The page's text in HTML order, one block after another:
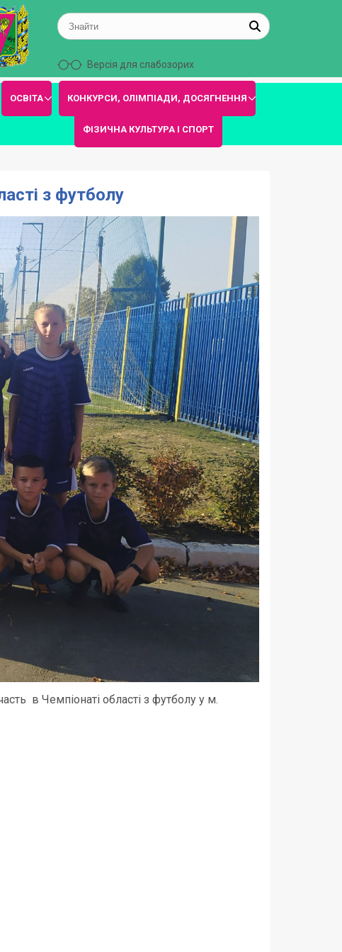
Версія для слабозорих
ОСВІТА КОНКУРСИ, ОЛІМПІАДИ, ДОСЯГНЕННЯ
ФІЗИЧНА КУЛЬТУРА І СПОРТ
з футболу
в Чемпіонаті області з футболу у м.